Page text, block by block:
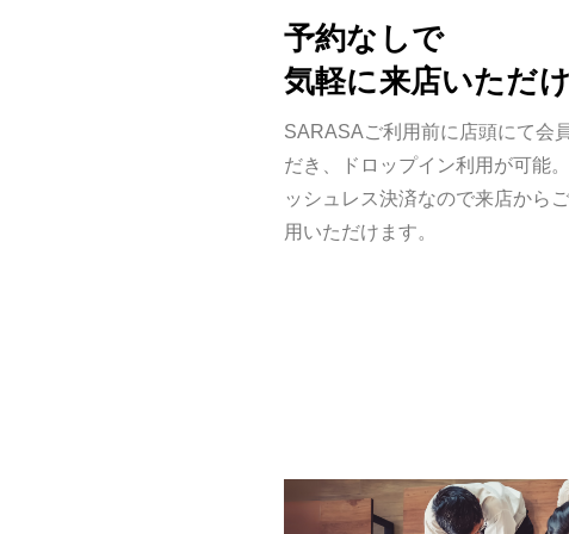
予約なしで
気軽に来店いただ
SARASAご利用前に店頭にて会
だき、ドロップイン利用が可能
ッシュレス決済なので来店から
用いただけます。